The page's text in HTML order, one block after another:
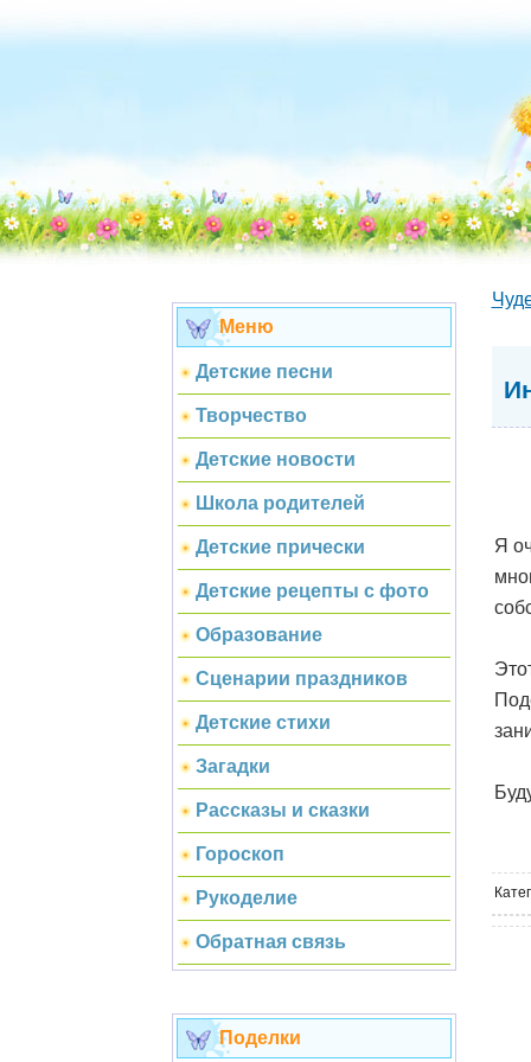
Меню
Детские песни
Творчество
Детские новости
Школа родителей
Детские прически
Детские рецепты с фото
Образование
Сценарии праздников
Детские стихи
Загадки
Рассказы и сказки
Гороскоп
Рукоделие
Обратная связь
Поделки
Я